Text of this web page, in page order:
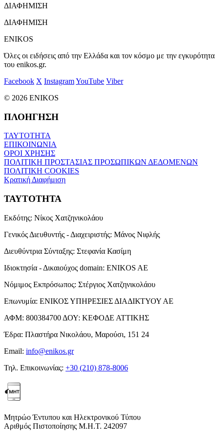
ΔΙΑΦΗΜΙΣΗ
ΔΙΑΦΗΜΙΣΗ
ENIKOS
Όλες οι ειδήσεις από την Ελλάδα και τον κόσμο με την εγκυρότητα
του enikos.gr.
Facebook X InstagramYouTube Viber
© 2026 ENIKOS
ΠΛΟΗΓΗΣΗ
ΤΑΥΤΟΤΗΤΑ
ΕΠΙΚΟΙΝΩΝΙΑ
ΟΡΟΙ ΧΡΗΣΗΣ
ΠΟΛΙΤΙΚΗ ΠΡΟΣΤΑΣΙΑΣ ΠΡΟΣΩΠΙΚΩΝ ΔΕΔΟΜΕΝΩΝ
ΠΟΛΙΤΙΚΗ COOKIES
Κρατική Διαφήμιση
ΤΑΥΤΟΤΗΤΑ
Εκδότης: Νίκος Χατζηνικολάου
Γενικός Διευθυντής - Διαχειριστής: Μάνος Νιφλής
Διευθύντρια Σύνταξης: Στεφανία Κασίμη
Ιδιοκτησία - Δικαιούχος domain: ENIKOS AE
Νόμιμος Εκπρόσωπος: Στέργιος Χατζηνικολάου
Επωνυμία: ΕΝΙΚΟΣ ΥΠΗΡΕΣΙΕΣ ΔΙΑΔΙΚΤΥΟΥ ΑΕ
ΑΦΜ: 800384700 ΔΟΥ: ΚΕΦΟΔΕ ΑΤΤΙΚΗΣ
Έδρα: Πλαστήρα Νικολάου, Μαρούσι, 151 24
Email: info@enikos.gr
Τηλ. Επικοινωνίας: +30 (210) 878-8006
Μητρώο Έντυπου και Ηλεκτρονικού Τύπου
Αριθμός Πιστοποίησης Μ.Η.Τ. 242097